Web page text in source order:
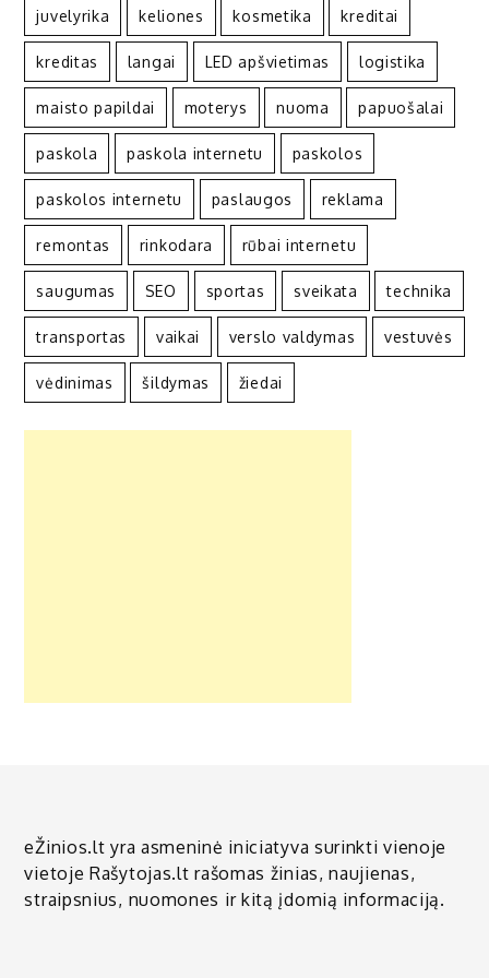
juvelyrika keliones kosmetika kreditai
kreditas langai LED apšvietimas logistika
maisto papildai moterys nuoma papuošalai
paskola paskola internetu paskolos
paskolos internetu paslaugos reklama
remontas rinkodara rūbai internetu
saugumas SEO sportas sveikata technika
transportas vaikai verslo valdymas vestuvės
vėdinimas šildymas žiedai
eŽinios.lt yra asmeninė iniciatyva surinkti vienoje
vietoje Rašytojas.lt rašomas žinias, naujienas,
straipsnius, nuomones ir kitą įdomią informaciją.